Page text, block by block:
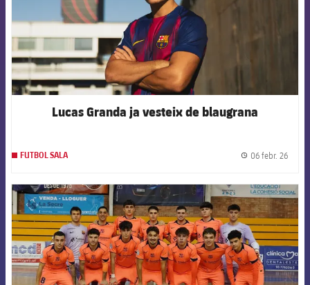
Lucas Granda ja vesteix de blaugrana
FUTBOL SALA 06 febr. 26
FCB Barcelona badge